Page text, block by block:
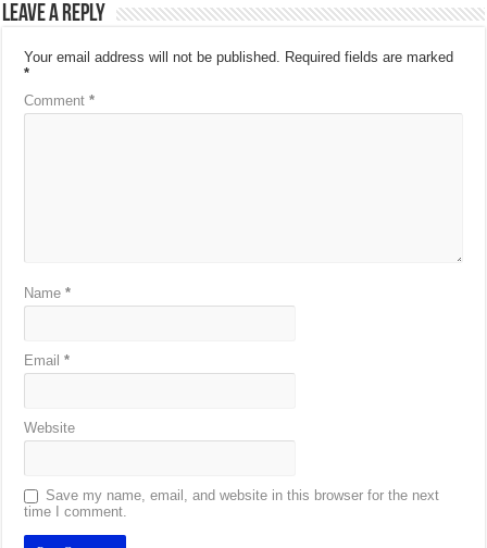
Leave a Reply
Your email address will not be published. Required fields are marked
*
Comment*
Name*
Email*
Website
Save my name, email, and website in this browser for the next
time I comment.